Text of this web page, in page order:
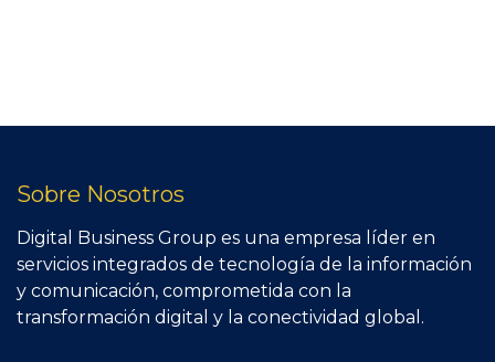
Sobre Nosotros
Digital Business Group es una empresa líder en
servicios integrados de tecnología de la información
y comunicación, comprometida con la
transformación digital y la conectividad global.